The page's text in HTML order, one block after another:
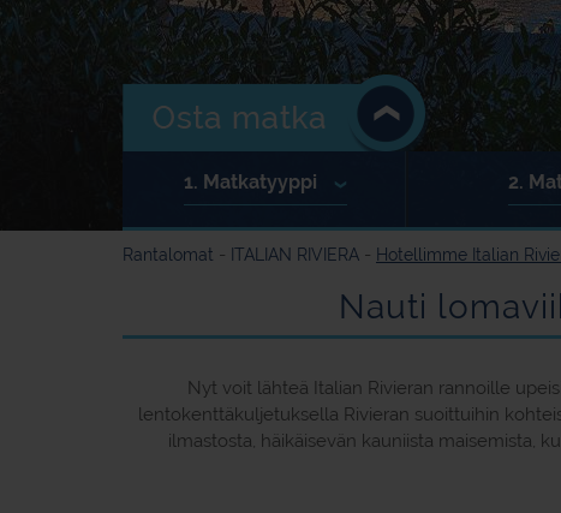
1. Matkatyyppi 2.
Rantalomat - ITALIAN RIVIERA - Hotellimme Italian
Nauti
Nyt voit lähteä Italian Rivieran rannoille
lentokenttäkuljetuksella Rivieran suoittuihin
ilmastosta, häikäisevän kauniista maisemista,